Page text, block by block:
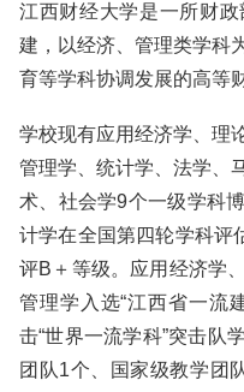
江西财经大学是一所财
建，以经济、管理类学科
育等学科协调发展的高等
学校现有应用经济学、理
管理学、统计学、法学、
术、社会学9个一级学科
计学在全国第四轮学科评
评B＋等级。应用经济学
管理学入选“江西省一流
击“世界一流学科”突击队
团队1个、国家级教学团